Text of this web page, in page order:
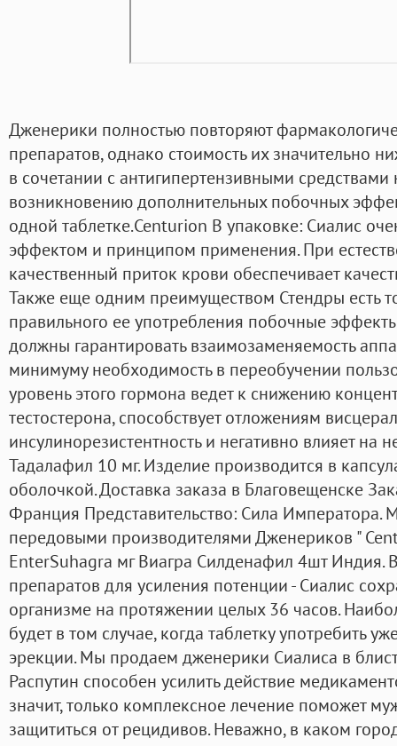
Дженерики полностью повторяют
препаратов, однако стоимость их значительно
в сочетании с антигипертензивными средствами
возникновению дополнительных побочных
одной таблетке.Centurion В упаковке: Сиалис
эффектом и принципом применения. При
качественный приток крови обеспечивает
Также еще одним преимуществом Стендры есть
правильного ее употребления побочные
должны гарантировать взаимозаменяемость
минимуму необходимость в переобучении
уровень этого гормона ведет к снижению
тестостерона, способствует отложениям
инсулинорезистентность и негативно влияет на
Тадалафил 10 мг. Изделие производится в
оболочкой. Доставка заказа в Благовещенске
Франция Представительство: Сила Императора.
передовыми производителями Дженериков "
EnterSuhagra мг Виагра Силденафил 4шт Индия.
препаратов для усиления потенции - Сиалис
организме на протяжении целых 36 часов.
будет в том случае, когда таблетку употребить
эрекции. Мы продаем дженерики Сиалиса в
Распутин способен усилить действие
значит, только комплексное лечение поможет
защититься от рецидивов. Неважно, в каком